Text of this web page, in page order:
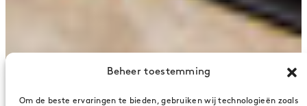
Beheer toestemming
Om de beste ervaringen te bieden, gebruiken wij technologieën zoals